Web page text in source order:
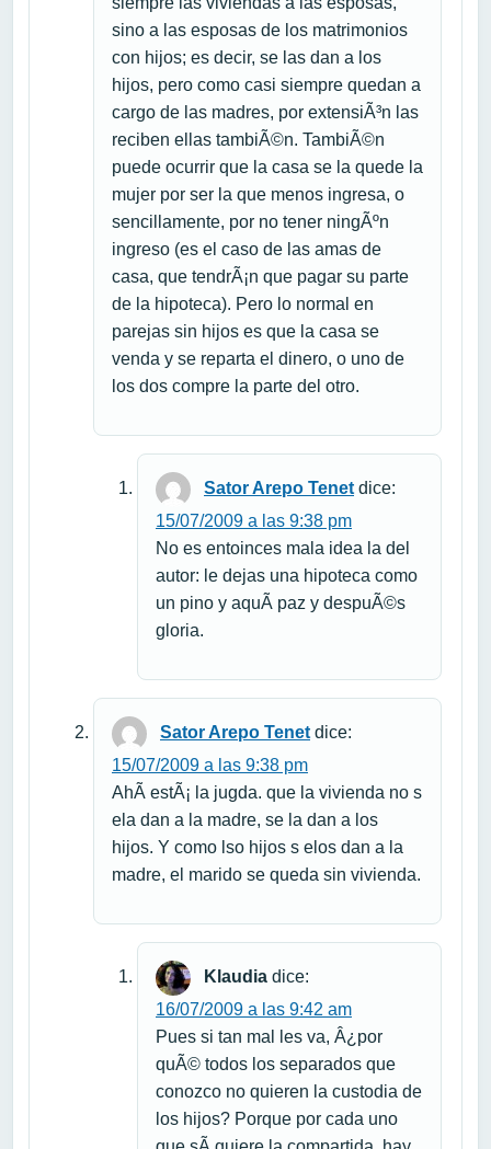
sino a las esposas de los matrimonios
con hijos; es decir, se las dan a los
hijos, pero como casi siempre quedan a
cargo de las madres, por extensiÃ³n las
reciben ellas tambiÃ©n. TambiÃ©n
puede ocurrir que la casa se la quede la
mujer por ser la que menos ingresa, o
sencillamente, por no tener ningÃºn
ingreso (es el caso de las amas de
casa, que tendrÃ¡n que pagar su parte
de la hipoteca). Pero lo normal en
parejas sin hijos es que la casa se
venda y se reparta el dinero, o uno de
los dos compre la parte del otro.
Sator Arepo Tenet dice:
15/07/2009 a las 9:38 pm
No es entoinces mala idea la del
autor: le dejas una hipoteca como
un pino y aquÃ­ paz y despuÃ©s
gloria.
Sator Arepo Tenet dice:
15/07/2009 a las 9:38 pm
AhÃ­ estÃ¡ la jugda. que la vivienda no s
ela dan a la madre, se la dan a los
hijos. Y como lso hijos s elos dan a la
madre, el marido se queda sin vivienda.
Klaudia dice:
16/07/2009 a las 9:42 am
Pues si tan mal les va, Â¿por
quÃ© todos los separados que
conozco no quieren la custodia de
los hijos? Porque por cada uno